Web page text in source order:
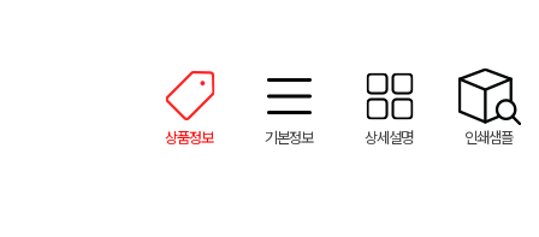
상품정보 기본정보 상세설명 인쇄샘플